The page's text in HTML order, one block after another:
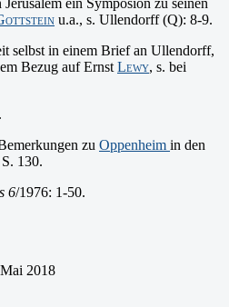
Jerusalem ein Symposion zu seinen
u.a., s. Ullendorff (Q): 8-9.
selbst in einem Brief an Ullendorff,
Bezug auf Ernst Lewy, s. bei
zu Oppenheim in den
130.
6/1976: 1-50.
2018